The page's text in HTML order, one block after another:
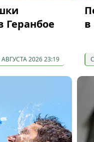
Геранбое
АВГУСТА 2026 23:19
в